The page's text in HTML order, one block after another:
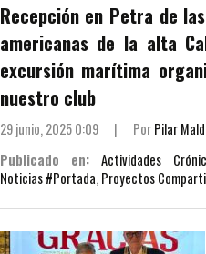
Recepción en Petra de
americanas de la alta
excursión marítima
nuestro club
29 junio, 2025 0:09 | PorPilar
Publicado en:
Actividades
Noticias #Portada, Proyectos